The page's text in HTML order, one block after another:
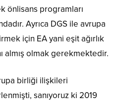
önlisans programları
Ayrıca DGS ile avrupa
için EA yani eşit ağırlık
almış olmak gerekmektedir.
birliği ilişkileri
sanıyoruz ki 2019